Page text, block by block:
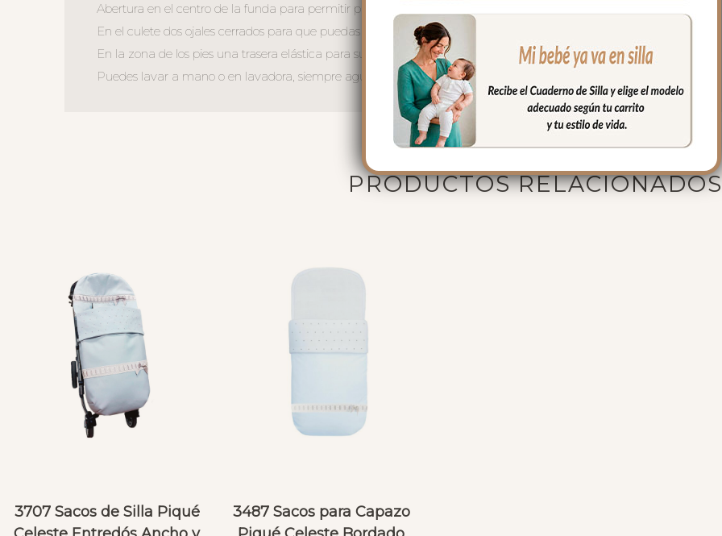
Abertura en el centro de la funda para permitir plegar las sillas que tienen cierre de libro.
En el culete dos ojales cerrados para que puedas abrir el que mejor vaya según el arnés inferior de tu silla.
En la zona de los pies una trasera elástica para sujetar la funda en la parte de abajo.
Puedes lavar a mano o en lavadora, siempre agua fría, jabones no abrasivos y secado al natural.
PRODUCTOS RELACIONADOS
3707 Sacos de Silla Piqué
3487 Sacos para Capazo